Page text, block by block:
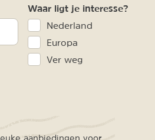
Waar ligt je interesse?
Nederland
Europa
Ver weg
aanbiedingen voor